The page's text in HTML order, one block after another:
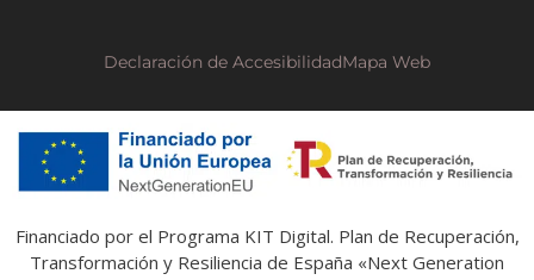
Declaración de AccesibilidadMapa Web
Financiado por el Programa KIT Digital. Plan de Recuperación,
Transformación y Resiliencia de España «Next Generation